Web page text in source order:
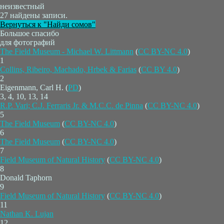
неизвестный
27 найдены записи.
Вернуться к "Найди сомов"
Большое спасибо
для фотографий
The Field Museum - Michael W. Littmann (CC BY-NC 4.0)
1
Collins, Ribeiro, Machado, Hrbek & Farias (CC BY 4.0)
2
Eigenmann, Carl H. (PD)
3, 4, 10, 13, 14
R.P. Vari; C.J. Ferraris Jr. & M.C.C. de Pinna (CC BY-NC 4.0)
5
The Field Museum (CC BY-NC 4.0)
6
The Field Museum (CC BY-NC 4.0)
7
Field Museum of Natural History (CC BY-NC 4.0)
8
Donald Taphorn
9
Field Museum of Natural History (CC BY-NC 4.0)
11
Nathan K. Lujan